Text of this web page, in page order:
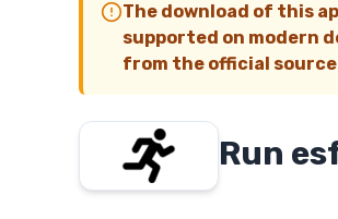
The download of this
supported on modern
from the official
Run